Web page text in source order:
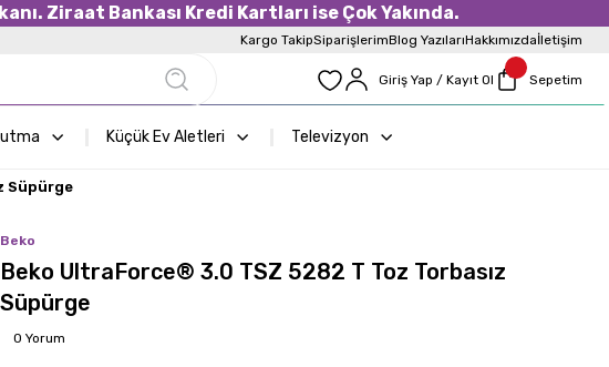
Ziraat Bankası Kredi Kartları ise Çok Yakında.
Kargo TakipSiparişlerimBlog YazılarıHakkımızdaİletişim
Giriş Yap / Kayıt Ol Sepetim
Küçük Ev Aletleri Televizyon
Süpürge
Beko
Beko UltraForce® 3.0 TSZ 5282 T Toz Torbasız
Süpürge
0 Yorum